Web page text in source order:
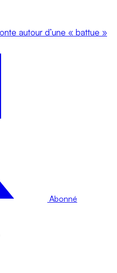
autour d’une « battue »
Abonné